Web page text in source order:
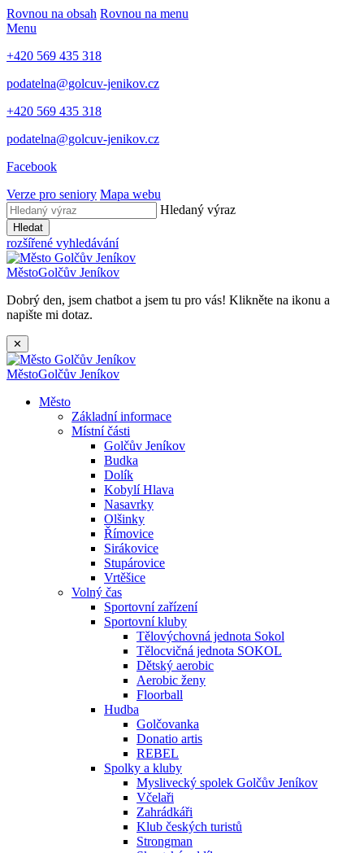
Rovnou na obsah Rovnou na menu
Menu
+420 569 435 318
podatelna@golcuv-jenikov.cz
+420 569 435 318
podatelna@golcuv-jenikov.cz
Facebook
Verze pro seniory Mapa webu
Hledaný výraz
Hledat
rozšířené vyhledávání
MěstoGolčův Jeníkov
Dobrý den, jsem chatbot a jsem tu pro vás! Klikněte na ikonu a
napište mi dotaz.
✕
MěstoGolčův Jeníkov
Město
Základní informace
Místní části
Golčův Jeníkov
Budka
Dolík
Kobylí Hlava
Nasavrky
Olšinky
Římovice
Sirákovice
Stupárovice
Vrtěšice
Volný čas
Sportovní zařízení
Sportovní kluby
Tělovýchovná jednota Sokol
Tělocvičná jednota SOKOL
Dětský aerobic
Aerobic ženy
Floorball
Hudba
Golčovanka
Donatio artis
REBEL
Spolky a kluby
Myslivecký spolek Golčův Jeníkov
Včelaři
Zahrádkáři
Klub českých turistů
Strongman